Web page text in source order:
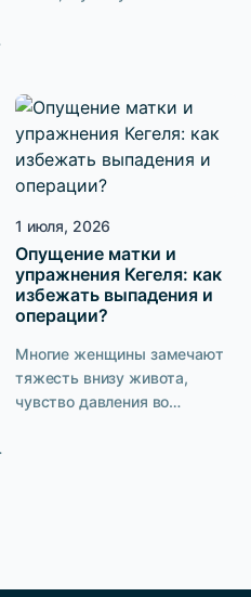
встречается и в наше время.
Однако 100% женщин
предпочли бы не знать, что
такое пролапс органов
мочи, обойтись без операции.
Есть ли выход? Компания
PELVICMED предлагает […]
1 июля, 2026
Опущение матки и
упражнения Кегеля: как
избежать выпадения и
операции?
Многие женщины замечают
тяжесть внизу живота,
чувство давления во
опущение матки —